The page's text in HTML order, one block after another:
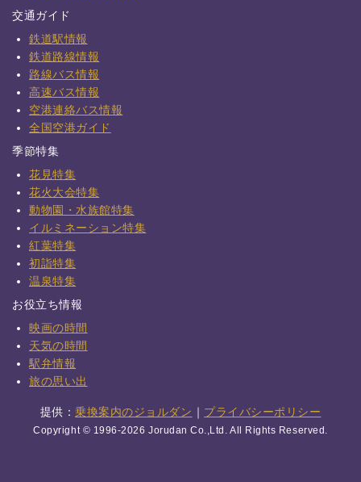
交通ガイド
鉄道駅情報
鉄道路線情報
路線バス情報
高速バス情報
空港連絡バス情報
全国空港ガイド
季節特集
花見特集
花火大会特集
動物園・水族館特集
イルミネーション特集
紅葉特集
初詣特集
温泉特集
お役立ち情報
映画の時間
天気の時間
駅弁情報
旅の思い出
提供： 乗換案内のジョルダン ｜ プライバシーポリシー
Copyright © 1996-2026 Jorudan Co.,Ltd. All Rights Reserved.